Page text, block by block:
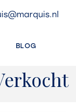
BLOG